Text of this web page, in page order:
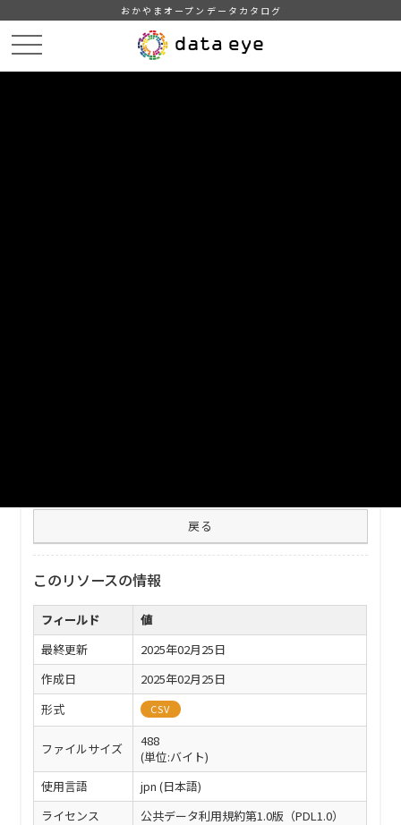
おかやまオープンデータカタログ
戻る
このリソースの情報
フィールド
値
最終更新
2025年02月25日
作成日
2025年02月25日
形式
CSV
ファイルサイズ
488
(単位:バイト)
使用言語
jpn (日本語)
ライセンス
公共データ利用規約第1.0版（PDL1.0）